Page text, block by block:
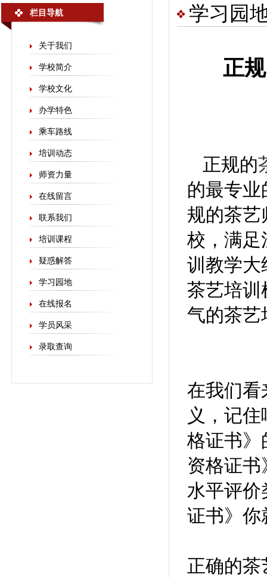
栏目导航
关于我们
学校简介
学校文化
办学特色
乘车路线
培训动态
师资力量
在线留言
联系我们
培训课程
疑惑解答
学习园地
在线报名
学员风采
录取查询
学习园
正
正规的
的最专
规的茶艺
校，满足
训教学大
茶艺培训
气的茶艺
在我们看
义，记
格证书》
资格证
水平评价
证书》你
正确的茶